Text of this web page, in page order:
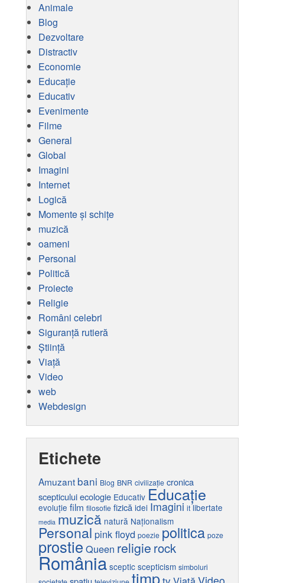
Animale
Blog
Dezvoltare
Distractiv
Economie
Educaţie
Educativ
Evenimente
Filme
General
Global
Imagini
Internet
Logică
Momente și schițe
muzică
oameni
Personal
Politică
Proiecte
Religie
Români celebri
Siguranță rutieră
Ştiinţă
Viaţă
Video
web
Webdesign
Etichete
Amuzant bani Blog BNR civilizaţie cronica
scepticuluiecologie Educativ Educaţie
evoluţie film filosofie fizică idei Imagini it libertate
media muzică natură Naţionalism
Personal pink floyd poezie politica poze
prostie Queen religie rock
România sceptic scepticism simboluri
timp